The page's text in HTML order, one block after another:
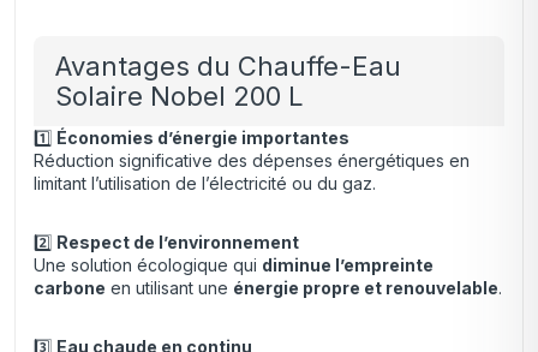
Avantages du Chauffe-Eau
Solaire Nobel 200 L
1️⃣ Économies d’énergie importantes
Réduction significative des dépenses énergétiques en
limitant l’utilisation de l’électricité ou du gaz.
2️⃣ Respect de l’environnement
Une solution écologique qui diminue l’empreinte
carbone en utilisant une énergie propre et renouvelable.
3️⃣ Eau chaude en continu